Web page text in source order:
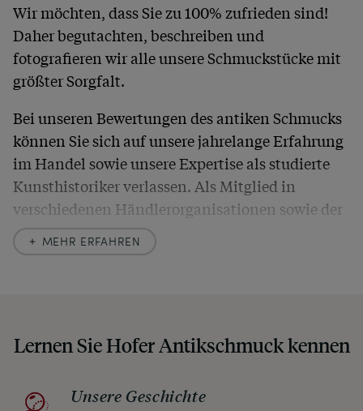
Wir möchten, dass Sie zu 100% zufrieden sind!
Daher begutachten, beschreiben und
fotografieren wir alle unsere Schmuckstücke mit
größter Sorgfalt.
Bei unseren Bewertungen des antiken Schmucks
können Sie sich auf unsere jahrelange Erfahrung
im Handel sowie unsere Expertise als studierte
Kunsthistoriker verlassen. Als Mitglied in
verschiedenen Händlerorganisationen sowie der
Sie, wenn unser Paket zu Ihnen kommt, keine
müssen.
MEHR ERFAHREN
Lernen Sie Hofer Antikschmuck kennen
Unsere Geschichte